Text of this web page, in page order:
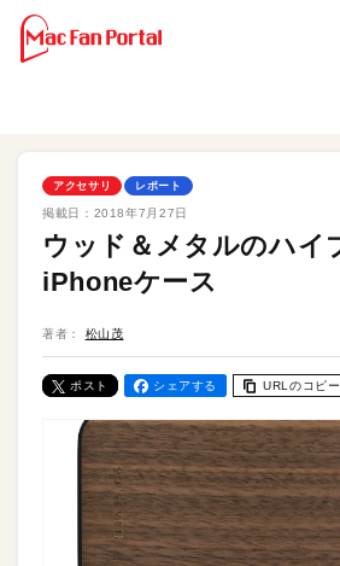
アクセサリ レポート
掲載日： 2018年7月27日
ウッド＆メタルのハイ
iPhoneケース
著者： 松山茂
ポスト シェアする URLのコピー